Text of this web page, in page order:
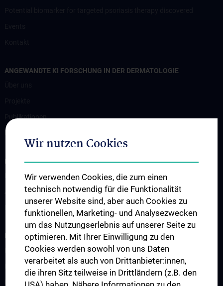
ANGEWANDTE KI FORSCHUNG IN DER DERMATOLOGIE
Publikationen
INFORMATIONEN FÜR PATIENT:INNEN
Für Patient:innen
Ambulanzen
LEHRE & STUDIUM
Humanstudium UN 202 - Block 26
KPJ - Klinisch Praktisches Jahr
Famulaturen/Traineeships
Wir nutzen Cookies
Wir verwenden Cookies, die zum einen
technisch notwendig für die Funktionalität
unserer Website sind, aber auch Cookies zu
funktionellen, Marketing- und Analysezwecken
um das Nutzungserlebnis auf unserer Seite zu
optimieren. Mit Ihrer Einwilligung zu den
Cookies werden sowohl von uns Daten
verarbeitet als auch von Drittanbieter:innen,
die ihren Sitz teilweise in Drittländern (z.B. den